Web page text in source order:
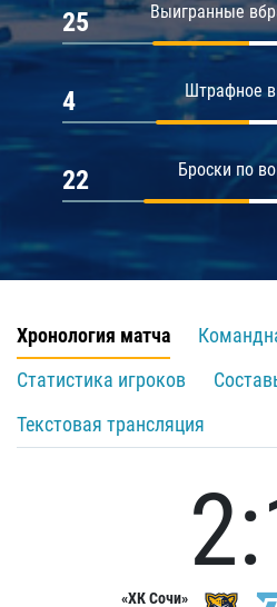
Выигранные
25
Штрафное
4
Броски по
22
Хронология матча
Статистика игроков
Текстовая трансляция
«ХК Сочи»